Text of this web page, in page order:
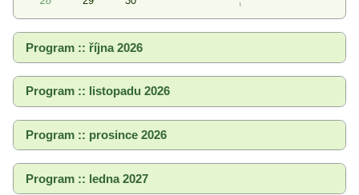
Program :: října 2026
Program :: listopadu 2026
Program :: prosince 2026
Program :: ledna 2027